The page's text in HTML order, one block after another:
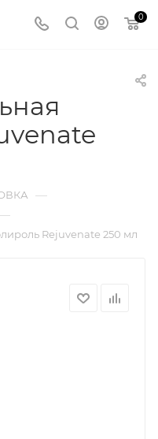
0
—
Rejuvenate 250 мл